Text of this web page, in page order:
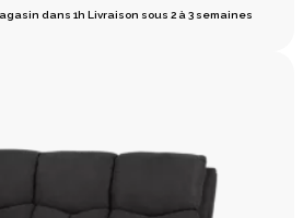
dans 1h Livraison sous 2 à 3 semaines